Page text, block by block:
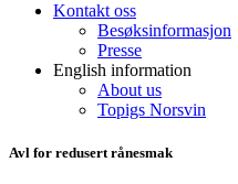
Kontakt oss
Besøksinformasjon
Presse
English information
About us
Topigs Norsvin
Avl for redusert rånesmak